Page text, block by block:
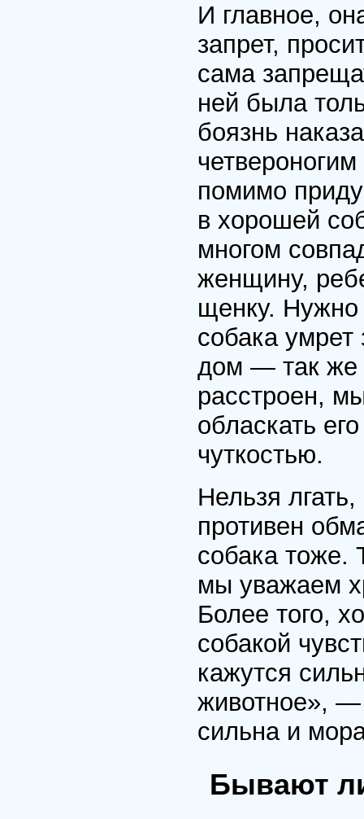
И главное,
запрет,
сама
ней была
боязнь
помимо
в хорошей
многом
женщину,
щенку.
собака
дом — так же
расстроен,
обласкать
чуткостью.
Нельзя
противен
собака тоже.
мы уважаем
Более того,
собакой
кажутся
животное», —
сильна и
Бывают